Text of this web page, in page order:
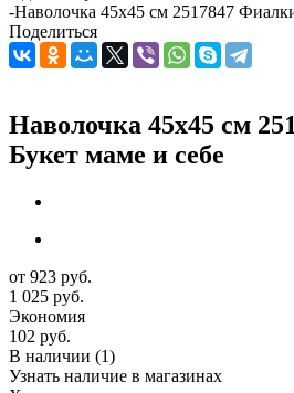
-Наволочка 45х45 см 2517847
Поделиться
Наволочка 45х45 см
Букет маме и себе
от 923 руб.
1 025 руб.
Экономия
102 руб.
В наличии (1)
Узнать наличие в магазинах